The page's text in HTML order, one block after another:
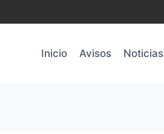
Inicio
Avisos Noticias